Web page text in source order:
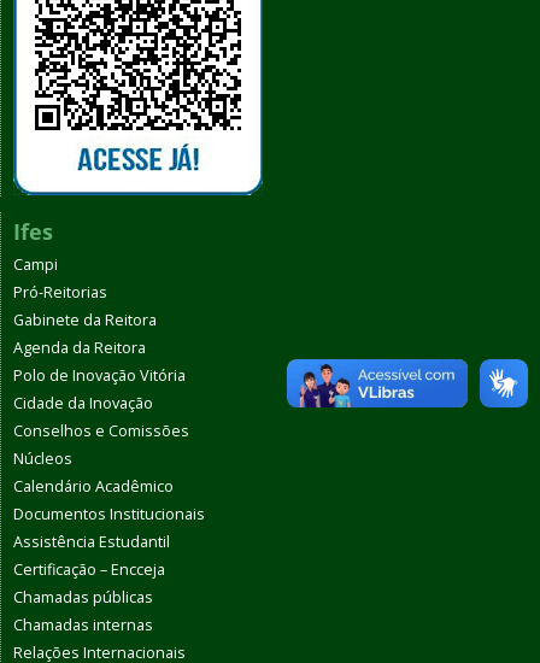
Ifes
Campi
Pró-Reitorias
Gabinete da Reitora
Agenda da Reitora
Polo de Inovação Vitória
Cidade da Inovação
Conselhos e Comissões
Núcleos
Calendário Acadêmico
Documentos Institucionais
Assistência Estudantil
Certificação – Encceja
Chamadas públicas
Chamadas internas
Relações Internacionais